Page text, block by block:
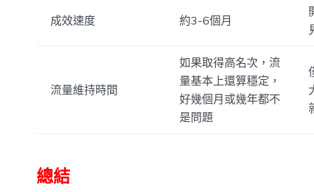
成效速度 約3-6個月
流量維持時間
如果取得高名次，流
量基本上還算穩定，
好幾個月或幾年都不
是問題
總結